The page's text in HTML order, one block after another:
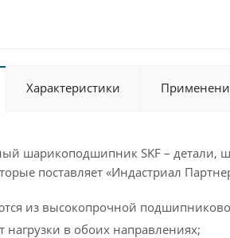
Характеристики
шарикоподшипник SKF –
поставляет «Индастриал
из высокопрочной
в обоих направлениях;